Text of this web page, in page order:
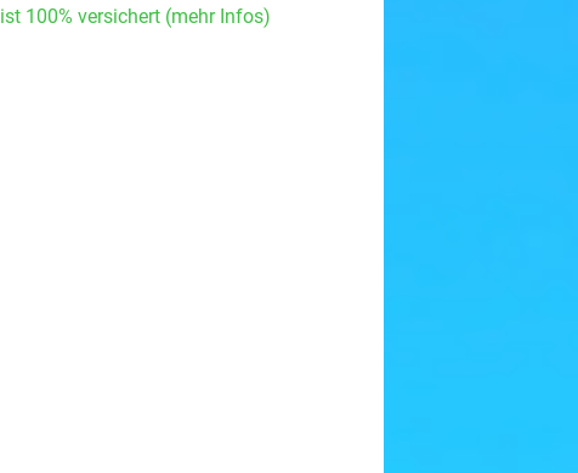
ist 100% versichert (mehr Infos)